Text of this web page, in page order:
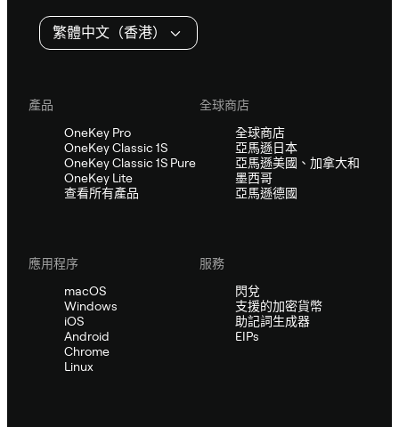
繁體中文（香港）
產品
OneKey Pro
OneKey Classic 1S
OneKey Classic 1S Pure
OneKey Lite
查看所有產品
全球商店
全球商店
亞馬遜日本
亞馬遜美國、加拿大和
墨西哥
亞馬遜德國
應用程序
macOS
Windows
iOS
Android
Chrome
Linux
服務
閃兌
支援的加密貨幣
助記詞生成器
EIPs